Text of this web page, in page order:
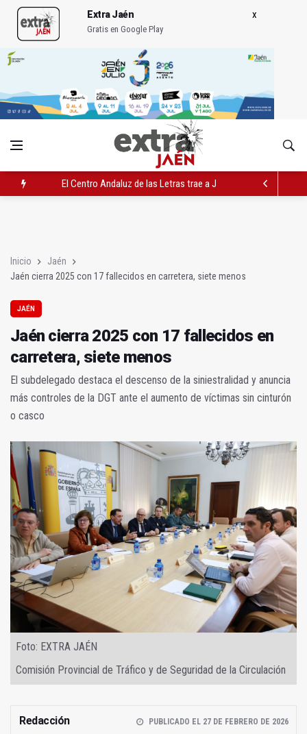
Extra Jaén
Gratis en Google Play
El Centro Andaluz de las Letras trae a Jaén al filósofo Omar
Inicio
Jaén
Jaén cierra 2025 con 17 fallecidos en carretera, siete menos
JAÉN
Jaén cierra 2025 con 17 fallecidos en
carretera, siete menos
El subdelegado destaca el descenso de la siniestralidad y anuncia
más controles de la DGT ante el aumento de víctimas sin cinturón
o casco
Foto: EXTRA JAÉN
Comisión Provincial de Tráfico y de Seguridad de la Circulación
Redacción PUBLICADO EL 27 DE FEBRERO DE 2026